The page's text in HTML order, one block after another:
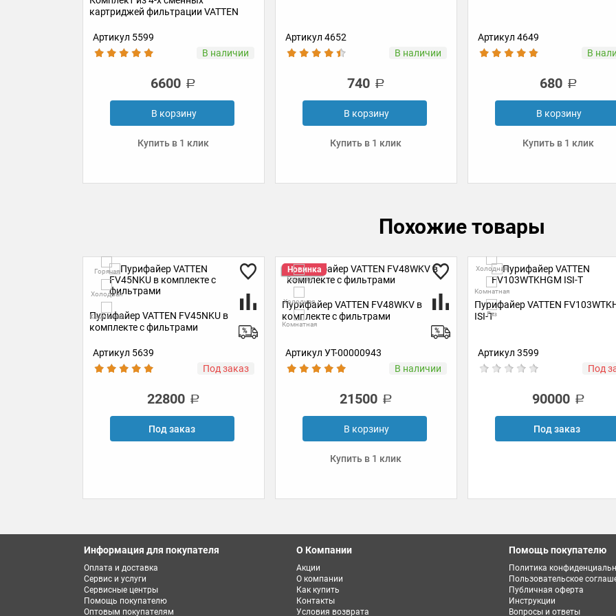
Артикул 4652
В наличии
740
В корзину
Купить в 1 клик
Артикул 4649
В наличии
680
В корзину
Купить в 1 клик
Артикул 5599
В
6600
В корзину
Купить в 1 клик
Похожие товары
Новинка
Горячая
Холодная
Комнатная
Пурифайер VATTEN FV48WKV в
комплекте с фильтрами
Артикул УТ-00000943
В наличии
21500
В корзину
Холодная
Газ
Пурифайер VATTEN FV103WTKHGM
ISI-T
Артикул 3599
Под заказ
90000
Под заказ
Горячая
Холодная
Комнатная
Пурифайер VATTEN FV45NKU в
Артикул 5639
Под
22800
Под заказ
Информация для покупателя
Оплата и доставка
Сервис и услуги
Сервисные центры
Помощь покупателю
Оптовым покупателям
О Компании
Акции
О компании
Как купить
Контакты
Условия возврата
Помощь покупателю
Политика
Пользовательское
Публичная оферта
Инструкции
Вопросы и ответы